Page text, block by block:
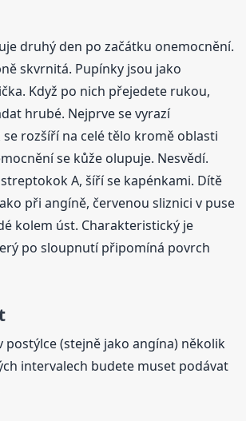
druhý den po začátku onemocnění.
skvrnitá. Pupínky jsou jako
Když po nich přejedete rukou,
hrubé. Nejprve se vyrazí
rozšíří na celé tělo kromě oblasti
se kůže olupuje. Nesvědí.
A, šíří se kapénkami. Dítě
při angíně, červenou sliznici v puse
kolem úst. Charakteristický je
po sloupnutí připomíná povrch
postýlce (stejně jako angína) několik
intervalech budete muset podávat